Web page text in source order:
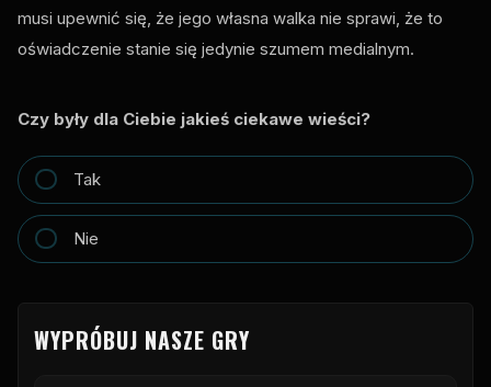
musi upewnić się, że jego własna walka nie sprawi, że to
oświadczenie stanie się jedynie szumem medialnym.
Czy były dla Ciebie jakieś ciekawe wieści?
Tak
Nie
WYPRÓBUJ NASZE GRY